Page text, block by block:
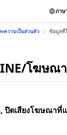
ภาษ
ความเป็นส่วนตัว ข้อมูลที่
โฆษณา
ปิดเสียงโฆษณาที่